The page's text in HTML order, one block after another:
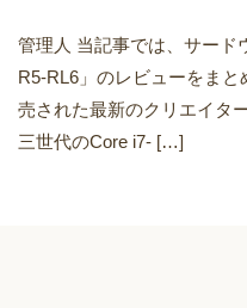
管理人 当記事では、サード
R5-RL6」のレビューをま
売された最新のクリエイタ
三世代のCore i7- […]